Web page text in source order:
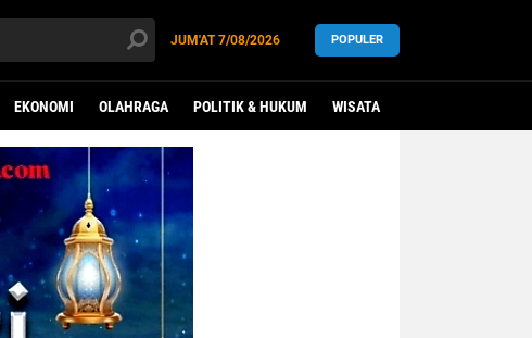
JUM'AT7/08/2026 POPULER
EKONOMI OLAHRAGA POLITIK & HUKUM WISATA